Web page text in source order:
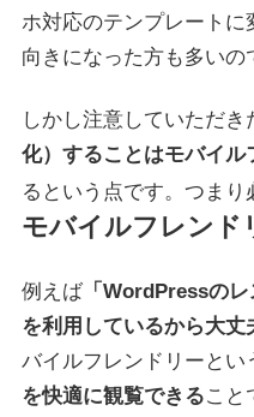
ホ対応のテンプレート
向きになった方も多いの
しかし注意していただき
化）することはモバイ
るという点です。つまり
モバイルフレンド
例えば「WordPressのレ
を利用しているから大丈
バイルフレンドリーとい
を快適に観覧できること